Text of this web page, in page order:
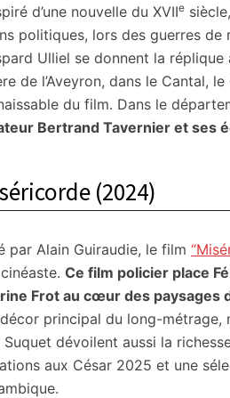
d’une nouvelle du XVIIe
politiques, lors des guerres de
Ulliel se donnent la
de l’Aveyron, dans le Cantal,
du film. Dans le
Bertrand Tavernier et ses
(2024)
par Alain Guiraudie, le film
Ce film policier place
Frot au cœur des paysages
principal du long-métrage,
dévoilent aussi la
aux César 2025 et une